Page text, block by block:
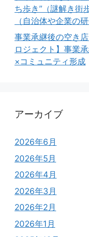
ち歩き”（謎解き街
（自治体や企業の
事業承継後の空き
ロジェクト】事業
×コミュニティ形成
アーカイブ
2026年6月
2026年5月
2026年4月
2026年3月
2026年2月
2026年1月